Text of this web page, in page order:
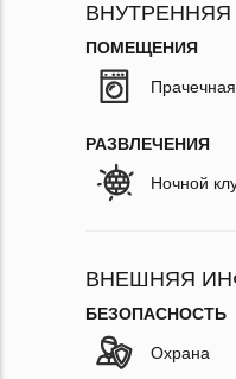
ВНУТРЕННЯЯ
ПОМЕЩЕНИЯ
Прачечная
РАЗВЛЕЧЕНИЯ
Ночной
ВНЕШНЯЯ
БЕЗОПАСНОСТЬ
Охрана